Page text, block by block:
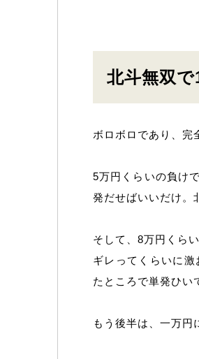
北斗無双
ボロボロであり、完
5万円くらいの負け
発だせばいいだけ。
そして、8万円くら
ギレってくらいに
たところで単発ひい
もう後半は、一万円